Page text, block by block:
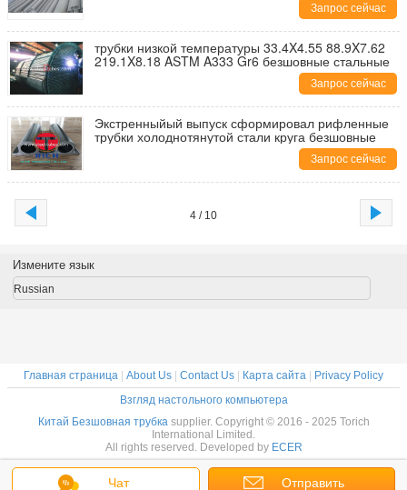
Запрос сейчас
трубки низкой температуры 33.4X4.55 88.9X7.62
219.1X8.18 ASTM A333 Gr6 безшовные стальные
Запрос сейчас
Экстренныйый выпуск сформировал рифленные
трубки холоднотянутой стали круга безшовные
Запрос сейчас
4 / 10
Чат Отправить
Измените язык
Russian
Главная страница About Us Contact Us Карта сайта
Privacy Policy
Взгляд настольного компьютера
Китай Безшовная трубкаsupplier. Copyright © 2016 - 2025 Torich
International Limited.
All rights reserved. Developed by ECER